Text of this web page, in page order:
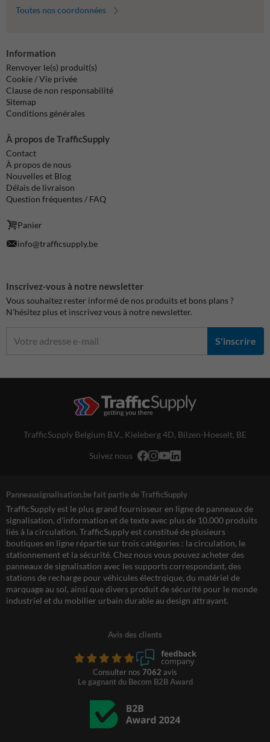
Toutes nos coordonnées
Information
Renvoyer le(s) produit(s)
Cookie / Vie privée
Clause de non responsabilité
Sitemap
Conditions générales
À propos de TrafficSupply
Contact
À propos de nous
Nouvelles et Blog
Délais de livraison
Question fréquentes / FAQ
Panier
info@trafficsupply.be
Inscrivez-vous à notre newsletter
Vous souhaitez rester informé de nos produits et bons plans ?
N'hésitez plus et inscrivez vous à notre newsletter.
S'inscrire
TrafficSupply Belgium B.V., Kieleberg 4D, Bilzen-Hoeselt, BE
Suivez nous
Panneausignalisation.be fait partie de TrafficSupply
TrafficSupply est le plus grand fournisseur en ligne de panneaux de
signalisation, d'information et de texte avec plus de 10.000 produits
liés à la circulation. TrafficSupply est constitué de plusieurs
boutiques en ligne répartie sur trois catégories : la circulation, le
stationnement et la sécurité. Chez nous vous pouvez acheter des
panneaux de signalisation avec les supports correspondant, des
stations de recharge pour véhicules électrqique, du matériel de
marquage au sol, ainsi que divers produit de sécurité pour le monde
industriel et du mobilier urbain durable au design attrayant.
Avis des clients
Consulter nos 7062 avis
Le gagnant du Becom B2B Award